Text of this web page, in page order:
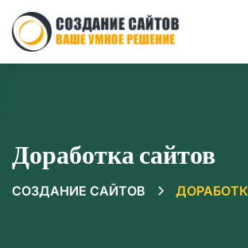
Доработка сайтов
СОЗДАНИЕ САЙТОВ